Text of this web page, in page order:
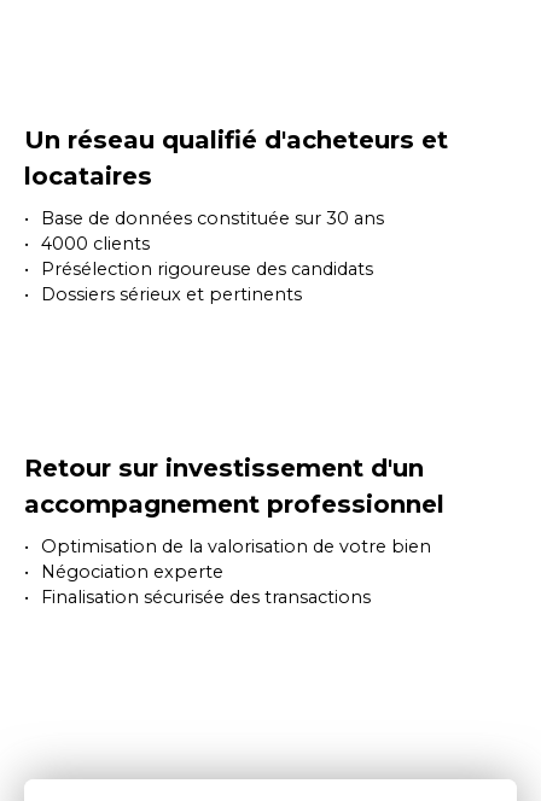
Un réseau qualifié d'acheteurs et
locataires
Base de données constituée sur 30 ans
4000 clients
Présélection rigoureuse des candidats
Dossiers sérieux et pertinents
Retour sur investissement d'un
accompagnement professionnel
Optimisation de la valorisation de votre bien
Négociation experte
Finalisation sécurisée des transactions